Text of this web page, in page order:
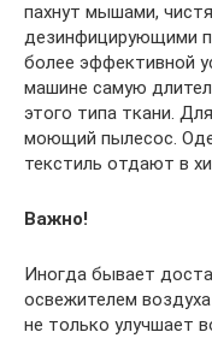
пахнут мышами,
дезинфицирующими
более эффективной
машине самую
этого типа ткани.
моющий пылесос.
текстиль отдают в
Важно!
Иногда бывает
освежителем
не только улучшает